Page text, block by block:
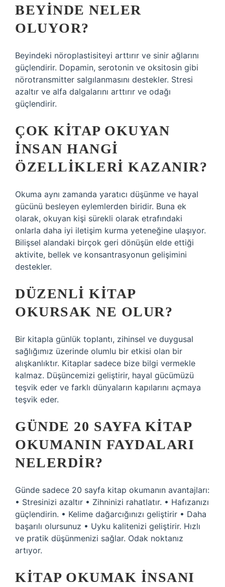
BEYINDE NELER
OLUYOR?
Beyindeki nöroplastisiteyi arttırır ve sinir ağlarını
güçlendirir. Dopamin, serotonin ve oksitosin gibi
nörotransmitter salgılanmasını destekler. Stresi
azaltır ve alfa dalgalarını arttırır ve odağı
güçlendirir.
ÇOK KITAP OKUYAN
INSAN HANGI
ÖZELLIKLERI KAZANIR?
Okuma aynı zamanda yaratıcı düşünme ve hayal
gücünü besleyen eylemlerden biridir. Buna ek
olarak, okuyan kişi sürekli olarak etrafındaki
onlarla daha iyi iletişim kurma yeteneğine ulaşıyor.
Bilişsel alandaki birçok geri dönüşün elde ettiği
aktivite, bellek ve konsantrasyonun gelişimini
destekler.
DÜZENLI KITAP
OKURSAK NE OLUR?
Bir kitapla günlük toplantı, zihinsel ve duygusal
sağlığımız üzerinde olumlu bir etkisi olan bir
alışkanlıktır. Kitaplar sadece bize bilgi vermekle
kalmaz. Düşüncemizi geliştirir, hayal gücümüzü
teşvik eder ve farklı dünyaların kapılarını açmaya
teşvik eder.
GÜNDE 20 SAYFA KITAP
OKUMANIN FAYDALARI
NELERDIR?
Günde sadece 20 sayfa kitap okumanın avantajları:
• Stresinizi azaltır • Zihninizi rahatlatır. • Hafızanızı
güçlendirin. • Kelime dağarcığınızı geliştirir • Daha
başarılı olursunuz • Uyku kalitenizi geliştirir. Hızlı
ve pratik düşünmenizi sağlar. Odak noktanız
artıyor.
KITAP OKUMAK INSANI